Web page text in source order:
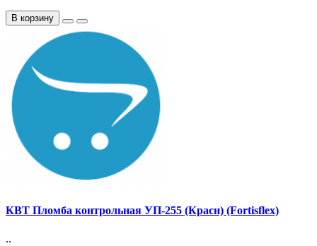
В корзину
КВТ Пломба контрольная УП-255 (Красн) (Fortisflex)
..